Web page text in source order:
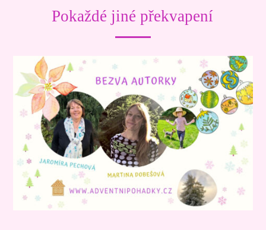
Pokaždé jiné překvapení